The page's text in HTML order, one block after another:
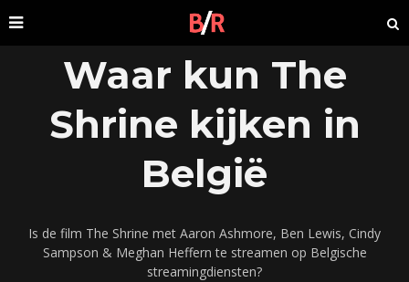
Waar kun The
Shrine kijken in
België
Is de film The Shrine met Aaron Ashmore, Ben Lewis, Cindy
Sampson & Meghan Heffern te streamen op Belgische
streamingdiensten?